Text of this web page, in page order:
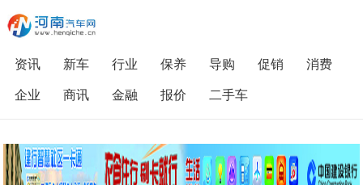
资讯 新车 行业 保养 导购 促销
消费
企业
商讯 金融 报价 二手车